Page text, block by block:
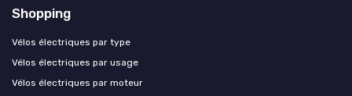
Shopping
Vélos électriques par type
Vélos électriques par usage
Vélos électriques par moteur